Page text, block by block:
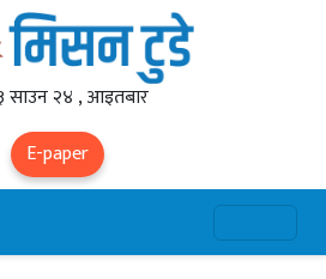
साउन २४ , आइतबार
E-paper